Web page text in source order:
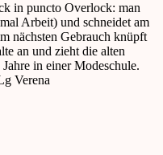
in puncto Overlock: man
Arbeit) und schneidet am
nächsten Gebrauch knüpft
an und zieht die alten
in einer Modeschule.
Verena